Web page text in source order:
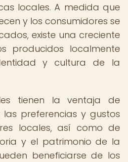
locales. A medida que
y los consumidores se
existe una creciente
producidos localmente
y cultura de la
tienen la ventaja de
preferencias y gustos
locales, así como de
y el patrimonio de la
beneficiarse de los